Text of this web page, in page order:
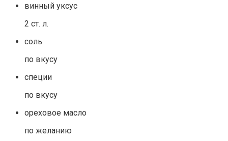
винный уксус
2 ст. л.
соль
по вкусу
специи
по вкусу
ореховое масло
по желанию